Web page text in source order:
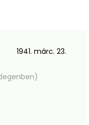
1941. márc. 23.